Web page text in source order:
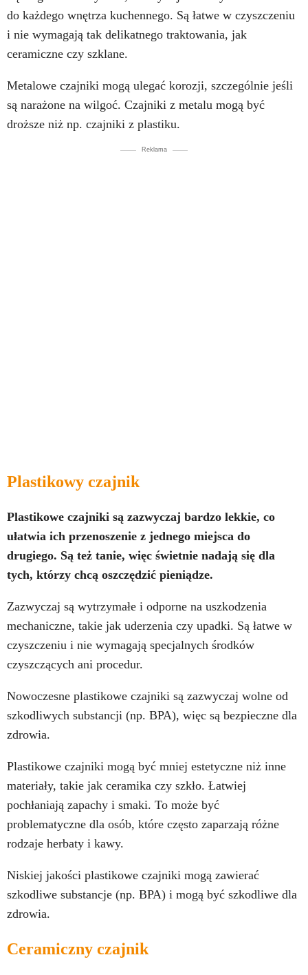
do każdego wnętrza kuchennego. Są łatwe w czyszczeniu
i nie wymagają tak delikatnego traktowania, jak
ceramiczne czy szklane.
Metalowe czajniki mogą ulegać korozji, szczególnie jeśli
są narażone na wilgoć. Czajniki z metalu mogą być
droższe niż np. czajniki z plastiku.
Reklama
Plastikowy czajnik
Plastikowe czajniki są zazwyczaj bardzo lekkie, co
ułatwia ich przenoszenie z jednego miejsca do
drugiego. Są też tanie, więc świetnie nadają się dla
tych, którzy chcą oszczędzić pieniądze.
Zazwyczaj są wytrzymałe i odporne na uszkodzenia
mechaniczne, takie jak uderzenia czy upadki. Są łatwe w
czyszczeniu i nie wymagają specjalnych środków
czyszczących ani procedur.
Nowoczesne plastikowe czajniki są zazwyczaj wolne od
szkodliwych substancji (np. BPA), więc są bezpieczne dla
zdrowia.
Plastikowe czajniki mogą być mniej estetyczne niż inne
materiały, takie jak ceramika czy szkło. Łatwiej
pochłaniają zapachy i smaki. To może być
problematyczne dla osób, które często zaparzają różne
rodzaje herbaty i kawy.
Niskiej jakości plastikowe czajniki mogą zawierać
szkodliwe substancje (np. BPA) i mogą być szkodliwe dla
zdrowia.
Ceramiczny czajnik